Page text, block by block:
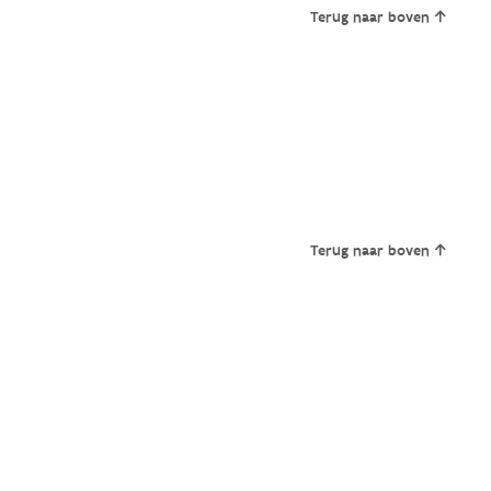
Terug naar boven
Terug naar boven